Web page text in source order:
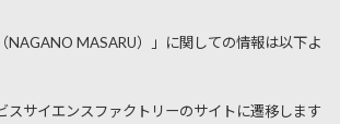
NAGANO MASARU）」に関しての情報は以下よ
スサイエンスファクトリーのサイトに遷移します